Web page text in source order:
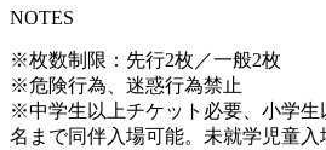
NOTES
※枚数制限：先⾏2枚／⼀般2枚
※危険⾏為、迷惑⾏為禁⽌
※中学⽣以上チケット必要、⼩学⽣
名まで同伴⼊場可能。未就学児童⼊